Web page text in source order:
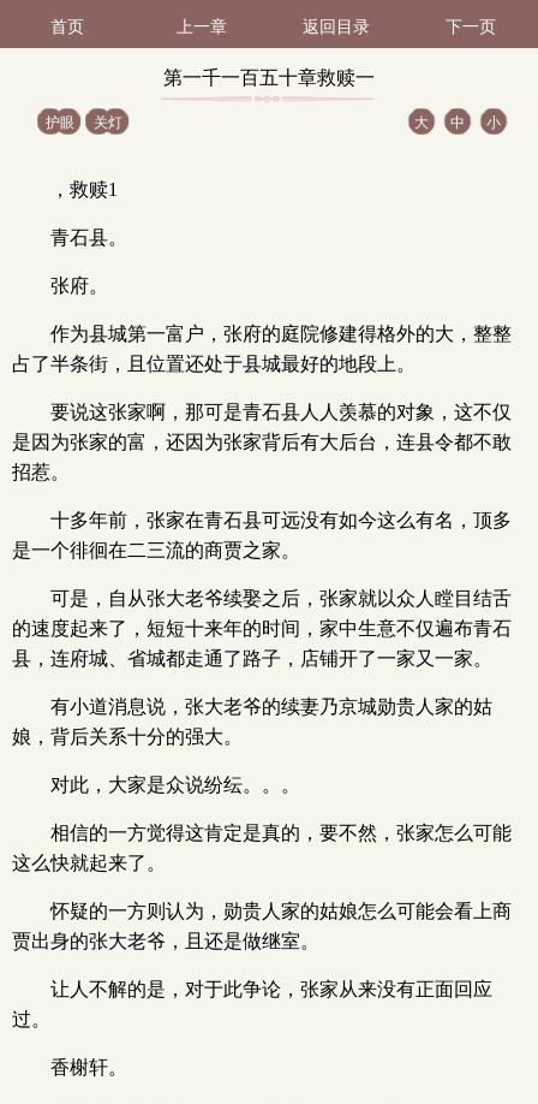
首页 上一章 返回目录 下一页
第一千一百五十章救赎一
护眼 关灯 大 中 小
，救赎1
青石县。
张府。
作为县城第一富户，张府的庭院修建得格外的大，整整
占了半条街，且位置还处于县城最好的地段上。
要说这张家啊，那可是青石县人人羡慕的对象，这不仅
是因为张家的富，还因为张家背后有大后台，连县令都不敢
招惹。
十多年前，张家在青石县可远没有如今这么有名，顶多
是一个徘徊在二三流的商贾之家。
可是，自从张大老爷续娶之后，张家就以众人瞠目结舌
的速度起来了，短短十来年的时间，家中生意不仅遍布青石
县，连府城、省城都走通了路子，店铺开了一家又一家。
有小道消息说，张大老爷的续妻乃京城勋贵人家的姑
娘，背后关系十分的强大。
对此，大家是众说纷纭。。。
相信的一方觉得这肯定是真的，要不然，张家怎么可能
这么快就起来了。
怀疑的一方则认为，勋贵人家的姑娘怎么可能会看上商
贾出身的张大老爷，且还是做继室。
让人不解的是，对于此争论，张家从来没有正面回应
过。
香榭轩。